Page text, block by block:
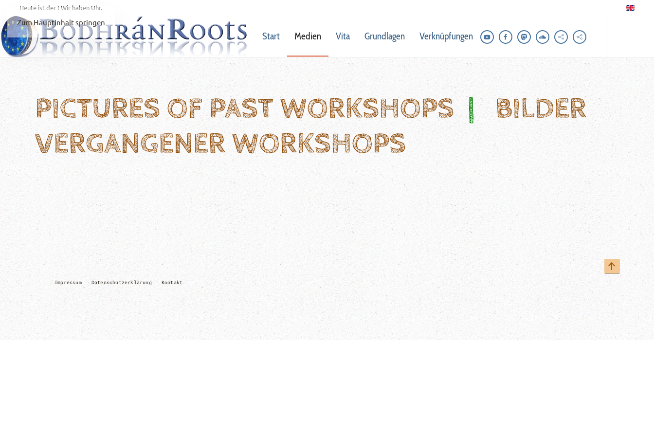
Zum Hauptinhalt springen
Heute ist der ! Wir haben Uhr.
Start Medien Vita Grundlagen Verknüpfungen
PICTURES OF PAST WORKSHOPS|BILDER
VERGANGENER WORKSHOPS
Impressum Datenschutzerklärung Kontakt